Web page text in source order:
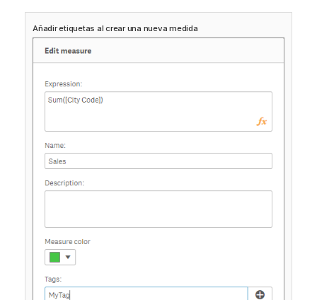
Añadir etiquetas al crear una nueva medida